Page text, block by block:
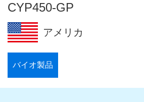
CYP450-GP
アメリカ
バイオ製品